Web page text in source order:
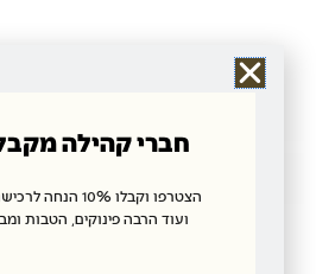
חברי קהילה
הצטרפו וקבלו 10% הנחה לרכישה ראשונה באתר
ועוד הרבה פינוקים, הטבות